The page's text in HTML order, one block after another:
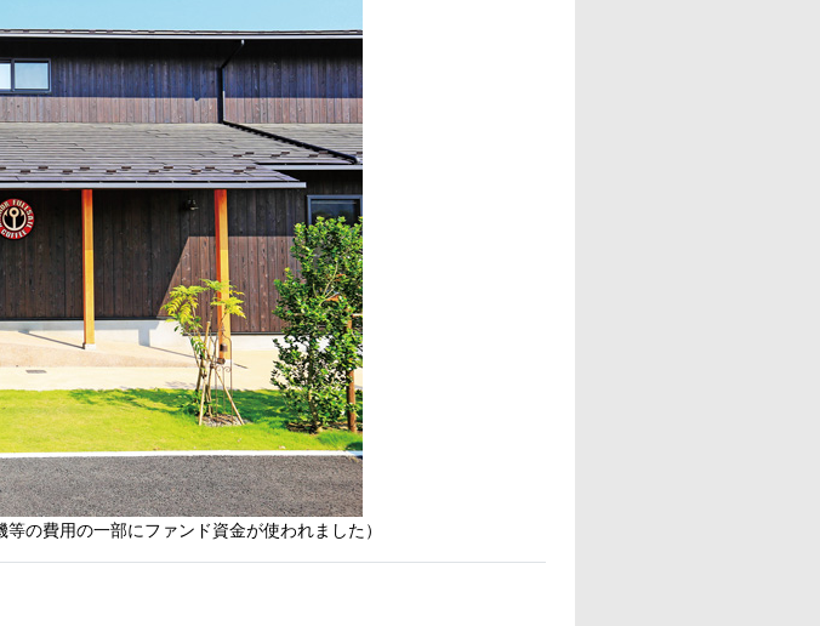
の費用の一部にファンド資金が使われました）